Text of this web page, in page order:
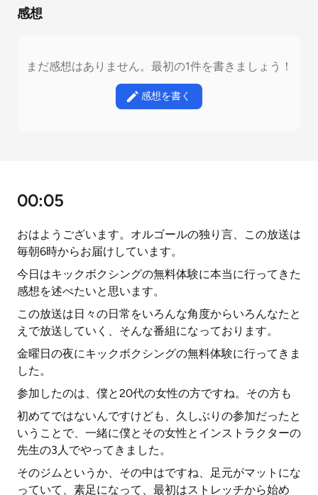
感想
まだ感想はありません。最初の1件を書きましょう！
感想を書く
00:05
おはようございます。オルゴールの独り言、この放送は
毎朝6時からお届けしています。
今日はキックボクシングの無料体験に本当に行ってきた
感想を述べたいと思います。
この放送は日々の日常をいろんな角度からいろんなたと
えで放送していく、そんな番組になっております。
金曜日の夜にキックボクシングの無料体験に行ってきま
した。
参加したのは、僕と20代の女性の方ですね。その方も
初めてではないんですけども、久しぶりの参加だったと
いうことで、一緒に僕とその女性とインストラクターの
先生の3人でやってきました。
そのジムというか、その中はですね、足元がマットにな
っていて、素足になって、最初はストレッチから始め